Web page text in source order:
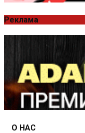
Реклама
О НАС